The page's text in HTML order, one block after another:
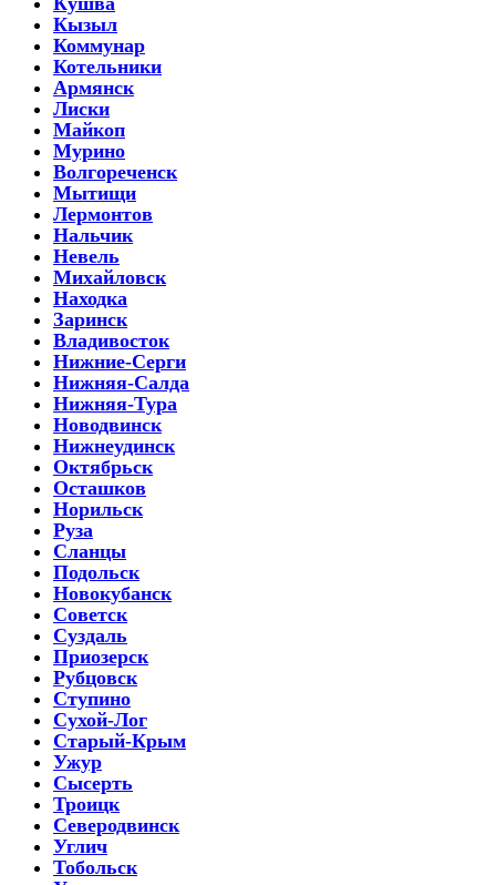
Кызыл
Коммунар
Котельники
Армянск
Лиски
Майкоп
Мурино
Волгореченск
Мытищи
Лермонтов
Нальчик
Невель
Михайловск
Находка
Заринск
Владивосток
Нижние-Серги
Нижняя-Салда
Нижняя-Тура
Новодвинск
Нижнеудинск
Октябрьск
Осташков
Норильск
Руза
Сланцы
Подольск
Новокубанск
Советск
Суздаль
Приозерск
Рубцовск
Ступино
Сухой-Лог
Старый-Крым
Ужур
Сысерть
Троицк
Северодвинск
Углич
Тобольск